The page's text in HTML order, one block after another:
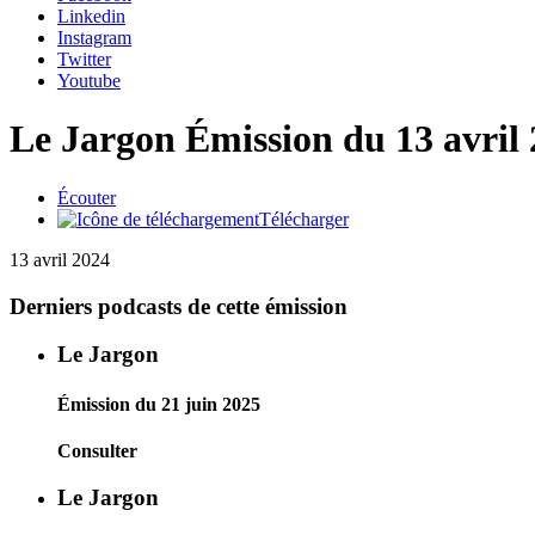
Linkedin
Instagram
Twitter
Youtube
Le Jargon Émission du 13 avril
Écouter
Télécharger
13 avril 2024
Derniers podcasts de cette émission
Le Jargon
Émission du 21 juin 2025
Consulter
Le Jargon